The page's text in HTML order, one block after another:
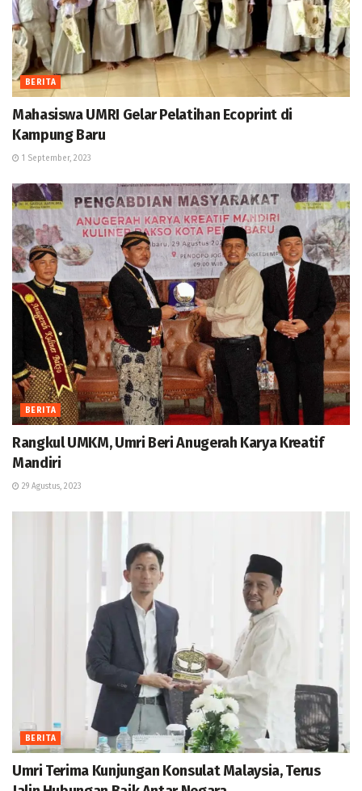
BERITA
Mahasiswa UMRI Gelar Pelatihan Ecoprint di
Kampung Baru
1 September, 2023
BERITA
Rangkul UMKM, Umri Beri Anugerah Karya Kreatif
Mandiri
29 Agustus, 2023
BERITA
Umri Terima Kunjungan Konsulat Malaysia, Terus